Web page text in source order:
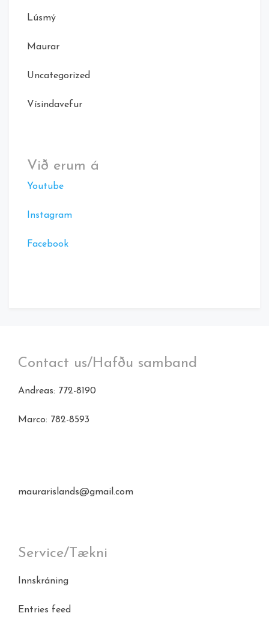
Lúsmý
Maurar
Uncategorized
Vísindavefur
Við erum á
Youtube
Instagram
Facebook
Contact us/Hafðu samband
Andreas: 772-8190
Marco: 782-8593
maurarislands@gmail.com
Service/Tækni
Innskráning
Entries feed